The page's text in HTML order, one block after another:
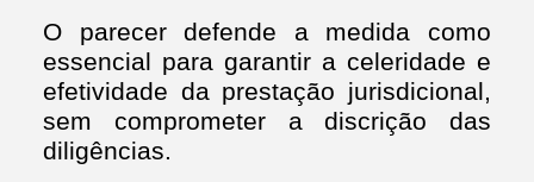
O parecer defende a medida como
essencial para garantir a celeridade e
efetividade da prestação jurisdicional,
sem comprometer a discrição das
diligências.